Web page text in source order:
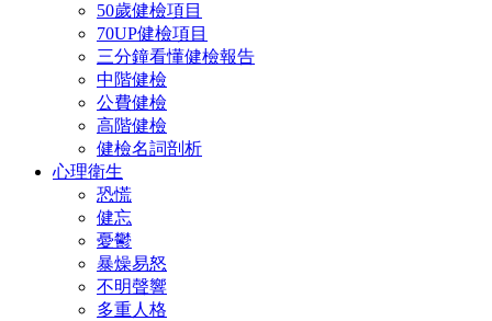
50歲健檢項目
70UP健檢項目
三分鐘看懂健檢報告
中階健檢
公費健檢
高階健檢
健檢名詞剖析
心理衛生
恐慌
健忘
憂鬱
暴燥易怒
不明聲響
多重人格